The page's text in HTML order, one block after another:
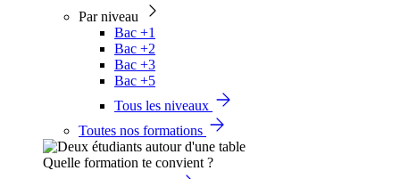
Par niveau
Bac +1
Bac +2
Bac +3
Bac +5
Tous les niveaux
Toutes nos formations
Quelle formation te convient ?